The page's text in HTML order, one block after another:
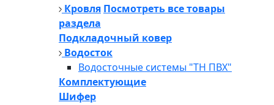
Кровля Посмотреть все товары
раздела
Подкладочный ковер
Водосток
Водосточные системы "ТН ПВХ"
Комплектующие
Шифер